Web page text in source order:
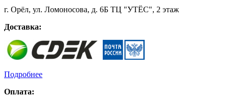
г. Орёл, ул. Ломоносова, д. 6Б ТЦ "УТЁС", 2 этаж
Доставка:
Подробнее
Оплата: